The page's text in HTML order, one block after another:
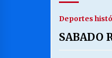
Deportes
SABADO